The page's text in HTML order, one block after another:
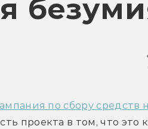
по сбору средств
проекта в том, что это